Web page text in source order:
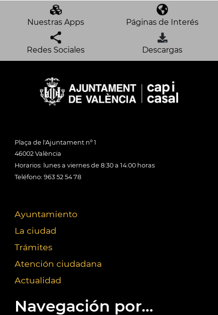
Nuestras Apps Páginas de Interés
Redes Sociales Descargas
Plaça de l'Ajuntament nº 1
46002 València
Horarios: lunes a viernes de 8:30 a 14:00 horas
Teléfono: 963 52 54 78
Ayuntamiento
La ciudad
Trámites
Atención ciudadana
Actualidad
Navegación por...